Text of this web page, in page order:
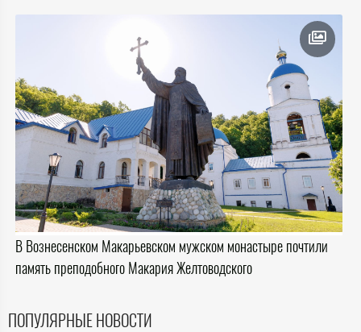
В Вознесенском Макарьевском мужском монастыре почтили
память преподобного Макария Желтоводского
ПОПУЛЯРНЫЕ НОВОСТИ